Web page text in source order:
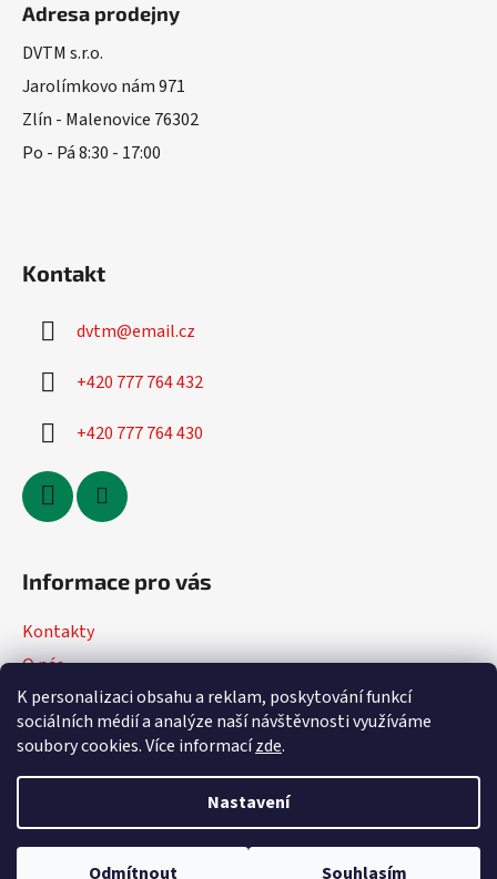
K personalizaci obsahu a reklam, poskytování funkcí
sociálních médií a analýze naší návštěvnosti využíváme
soubory cookies. Více informacízde.
Nastavení
Odmítnout Souhlasím
Adresa prodejny
DVTM s.r.o.
Jarolímkovo nám 971
Zlín - Malenovice 76302
Po - Pá 8:30 - 17:00
Kontakt
dvtm@email.cz
+420 777 764 432
+420 777 764 430
Informace pro vás
Kontakty
O nás
Jak nakupovat
Obchodní podmínky
Vytvořil Shoptet